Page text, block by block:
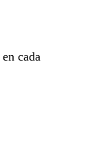
en cada